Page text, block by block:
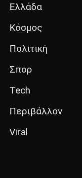
Ελλάδα
Κόσμος
Πολιτική
Σπορ
Tech
Περιβάλλον
Viral